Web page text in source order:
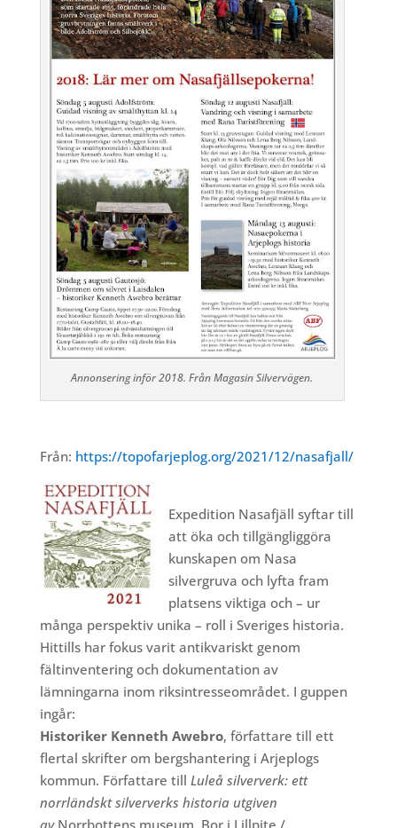
Annonsering inför 2018. Från Magasin Silvervägen.
Från: https://topofarjeplog.org/2021/12/nasafjall/
Expedition Nasafjäll syftar till
att öka och tillgängliggöra
kunskapen om Nasa
silvergruva och lyfta fram
platsens viktiga och – ur
många perspektiv unika – roll i Sveriges historia.
Hittills har fokus varit antikvariskt genom
fältinventering och dokumentation av
lämningarna inom riksintresseområdet. I guppen
ingår:
Historiker Kenneth Awebro, författare till ett
flertal skrifter om bergshantering i Arjeplogs
kommun. Författare till Luleå silververk: ett
norrländskt silververks historia utgiven